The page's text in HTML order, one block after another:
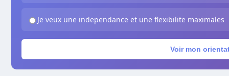
Je veux une independance et une flexibilite maximales
Voir mon